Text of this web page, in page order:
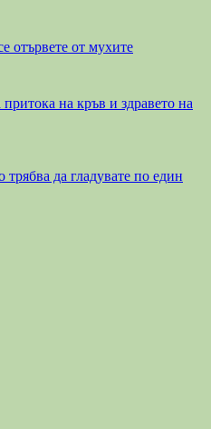
отървете от мухите
на кръв и здравето на
да гладувате по един